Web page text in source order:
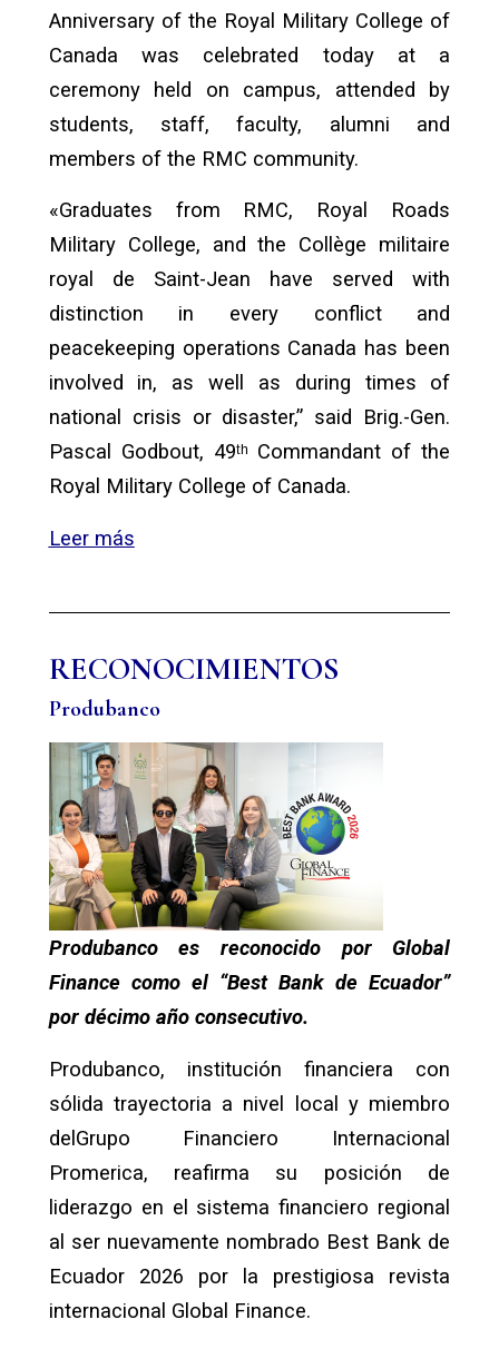
Anniversary of the Royal Military College of
Canada was celebrated today at a
ceremony held on campus, attended by
students, staff, faculty, alumni and
members of the RMC community.
«Graduates from RMC, Royal Roads
Military College, and the Collège militaire
royal de Saint-Jean have served with
distinction in every conflict and
peacekeeping operations Canada has been
involved in, as well as during times of
national crisis or disaster,” said Brig.-Gen.
Pascal Godbout, 49ᵗʰ Commandant of the
Royal Military College of Canada.
Leer más
RECONOCIMIENTOS
Produbanco
Produbanco es reconocido por Global
Finance como el “Best Bank de Ecuador”
por décimo año consecutivo.
Produbanco, institución financiera con
sólida trayectoria a nivel local y miembro
delGrupo Financiero Internacional
Promerica, reafirma su posición de
liderazgo en el sistema financiero regional
al ser nuevamente nombrado Best Bank de
Ecuador 2026 por la prestigiosa revista
internacional Global Finance.